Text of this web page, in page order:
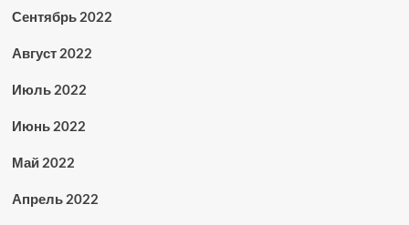
Сентябрь 2022
Август 2022
Июль 2022
Июнь 2022
Май 2022
Апрель 2022